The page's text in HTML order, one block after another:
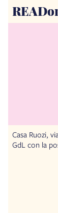
Casa Ruozi,
GdL con la